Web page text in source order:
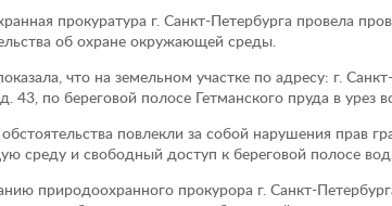
прокуратура г. Санкт-Петербурга провела
об охране окружающей среды.
что на земельном участке по адресу: г.
43, по береговой полосе Гетманского пруда в урез
повлекли за собой нарушения прав
среду и свободный доступ к береговой полосе
природоохранного прокурора г. Санкт-